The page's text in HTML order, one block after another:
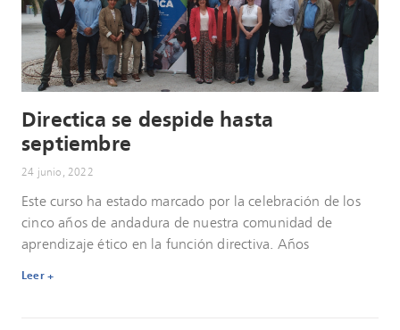
Directica se despide hasta
septiembre
24 junio, 2022
Este curso ha estado marcado por la celebración de los
cinco años de andadura de nuestra comunidad de
aprendizaje ético en la función directiva. Años
Leer +